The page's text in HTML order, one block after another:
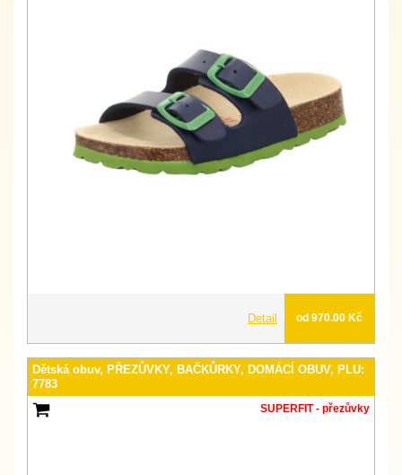
Detail od 970.00 Kč
Dětská obuv, PŘEZŮVKY, BAČKŮRKY, DOMÁCÍ OBUV, PLU:
7783
SUPERFIT - přezůvky